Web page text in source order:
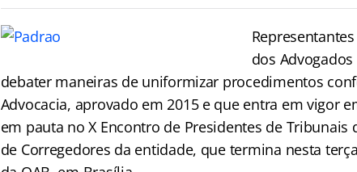
dos
debater maneiras de uniformizar procedimentos
Advocacia, aprovado em 2015 e que entra em vigor
em pauta no X Encontro de Presidentes de Tribunais
de Corregedores da entidade, que termina nesta